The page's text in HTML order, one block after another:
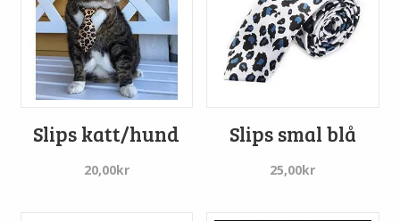
Slips katt/hund
20,00kr
Slips smal blå
25,00kr